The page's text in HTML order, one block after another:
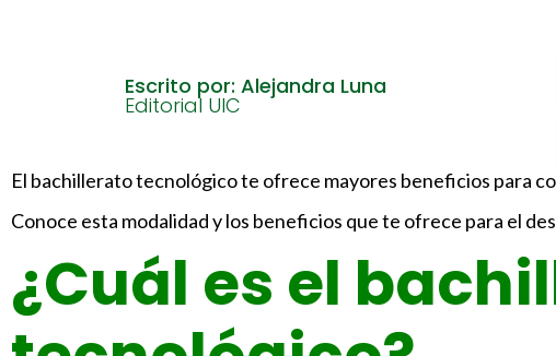
Escrito por: Alejandra Luna
Editorial UIC
El bachillerato tecnológico te ofrece mayores beneficios para
Conoce esta modalidad y los beneficios que te ofrece para el
¿Cuál es el